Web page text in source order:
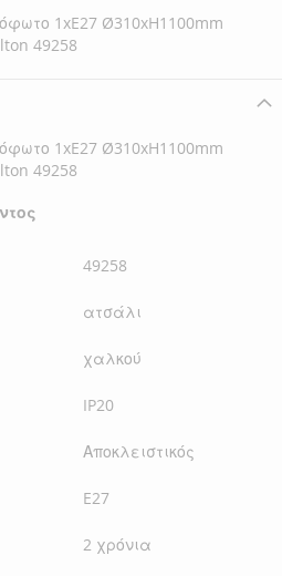
1xE27 Ø310xH1100mm
49258
1xE27 Ø310xH1100mm
49258
49258
ατσάλι
χαλκού
IP20
Αποκλειστικός
E27
2 χρόνια